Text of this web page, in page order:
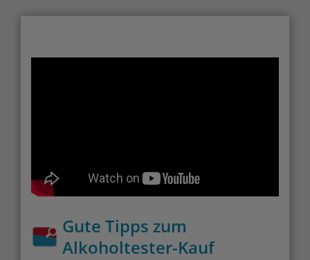
Gute Tipps zum
Alkoholtester-Kauf